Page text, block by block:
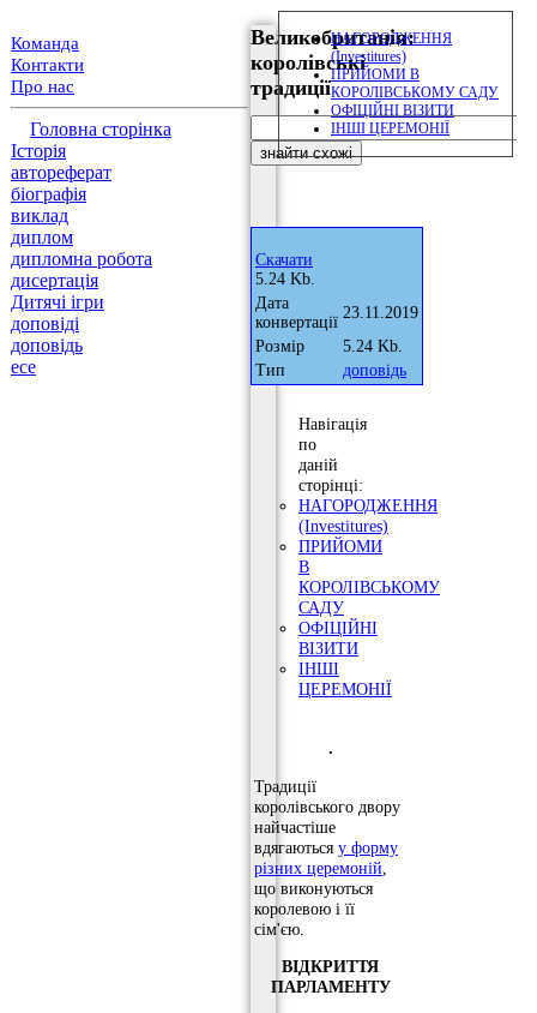
Команда
Контакти
Про нас
Головна сторінка
Історія
автореферат
біографія
виклад
диплом
дипломна робота
дисертація
Дитячі ігри
доповіді
доповідь
есе
Великобританія:
королівські
традиції
Скачати
5.24 Kb.
Дата
конвертації
23.11.2019
Розмір
5.24 Kb.
Тип
доповідь
Навігація
по
даній
сторінці:
НАГОРОДЖЕННЯ
(Investitures)
ПРИЙОМИ
В
КОРОЛІВСЬКОМУ
САДУ
ОФІЦІЙНІ
ВІЗИТИ
ІНШІ
ЦЕРЕМОНІЇ
.
Традиції
королівського двору
найчастіше
вдягаються у форму
різних церемоній
що виконуються
королевою і її
сім'єю.
ВІДКРИТТЯ
ПАРЛАМЕНТУ
НАГОРОДЖЕННЯ
(Investitures)
ПРИЙОМИ В
КОРОЛІВСЬКОМУ САДУ
ОФІЦІЙНІ ВІЗИТИ
ІНШІ ЦЕРЕМОНІЇ